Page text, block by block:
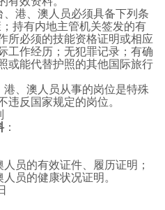
港、澳人员必须具备下列条
持有内地主管机关签发的有
所必须的技能资格证明或相应
工作经历；无犯罪记录；有确
或能代替护照的其他国际旅行
、澳人员从事的岗位是特殊
反国家规定的岗位。
：
员的有效证件、履历证明；
员的健康状况证明。